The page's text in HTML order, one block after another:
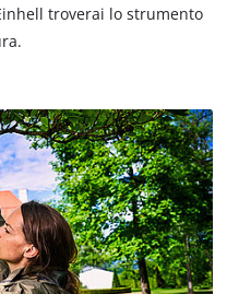
troverai lo strumento